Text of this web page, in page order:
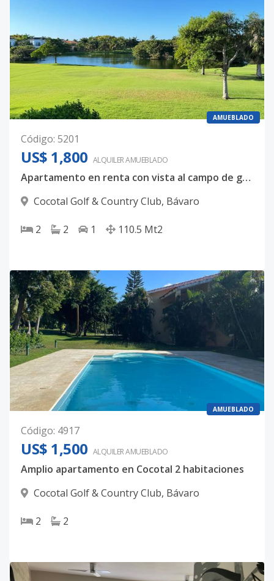
AMUEBLADO
Código: 5201
US$ 1,800 ALQUILERAMUEBLADO
Apartamento en renta con vista al campo de golf y al lago, Residencial Cocotal, Punta Cana, Bávaro
Cocotal Golf & Country Club, Bávaro
2 2 1 110.5 Mt2
AMUEBLADO
Código: 4917
US$ 1,500 ALQUILERAMUEBLADO
Amplio apartamento en Cocotal 2 habitaciones
Cocotal Golf & Country Club, Bávaro
2 2